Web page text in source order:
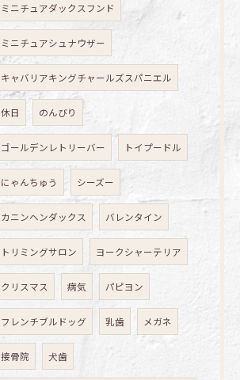
ミニチュアダックスフンド
ミニチュアシュナウザー
キャバリアキングチャールズスパニエル
休日 のんびり
ゴールデンレトリーバー トイプードル
にゃんちゅう シーズー
カニンヘンダックス バレンタイン
トリミングサロン ヨークシャーテリア
クリスマス 病気 パピヨン
フレンチブルドッグ 乳歯 メガネ
接骨院 犬歯